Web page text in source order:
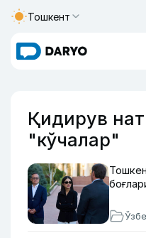
Тошкент
Қидирув
"кўчалар"